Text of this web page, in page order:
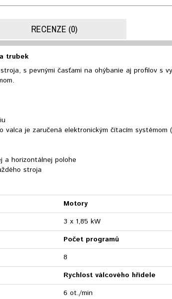
RECENZE (0)
trubek
s pevnými časťami na ohýbanie aj profilov s
je zaručená elektronickým čítacím systémom
a horizontálnej polohe
stroja
Motory
3 x 1,85 kW
Počet programů
8
Rychlost válcového hřídele
6 ot./min